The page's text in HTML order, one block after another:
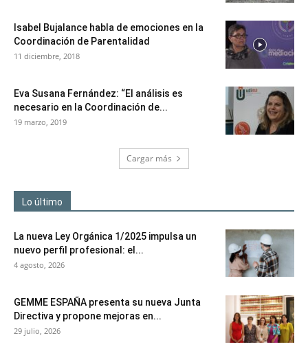
Isabel Bujalance habla de emociones en la
Coordinación de Parentalidad
11 diciembre, 2018
Eva Susana Fernández: “El análisis es
necesario en la Coordinación de...
19 marzo, 2019
Cargar más
Lo último
La nueva Ley Orgánica 1/2025 impulsa un
nuevo perfil profesional: el...
4 agosto, 2026
GEMME ESPAÑA presenta su nueva Junta
Directiva y propone mejoras en...
29 julio, 2026